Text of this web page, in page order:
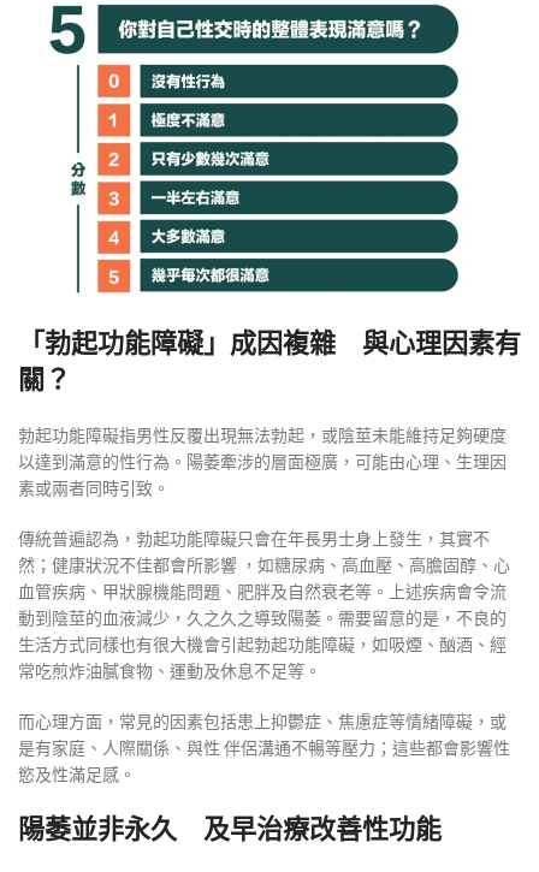
「勃起功能障礙」成因複雜 與心理因素有
關？
勃起功能障礙指男性反覆出現無法勃起，或陰莖未能維持足夠硬度
以達到滿意的性行為。陽萎牽涉的層面極廣，可能由心理、生理因
素或兩者同時引致。
傳統普遍認為，勃起功能障礙只會在年長男士身上發生，其實不
然；健康狀況不佳都會所影響 ，如糖尿病、高血壓、高膽固醇、心
血管疾病、甲狀腺機能問題、肥胖及自然衰老等。上述疾病會令流
動到陰莖的血液減少，久之久之導致陽萎。需要留意的是，不良的
生活方式同樣也有很大機會引起勃起功能障礙，如吸煙、酗酒、經
常吃煎炸油膩食物、運動及休息不足等。
而心理方面，常見的因素包括患上抑鬱症、焦慮症等情緒障礙，或
是有家庭、人際關係、與性 伴侶溝通不暢等壓力；這些都會影響性
慾及性滿足感。
陽萎並非永久 及早治療改善性功能